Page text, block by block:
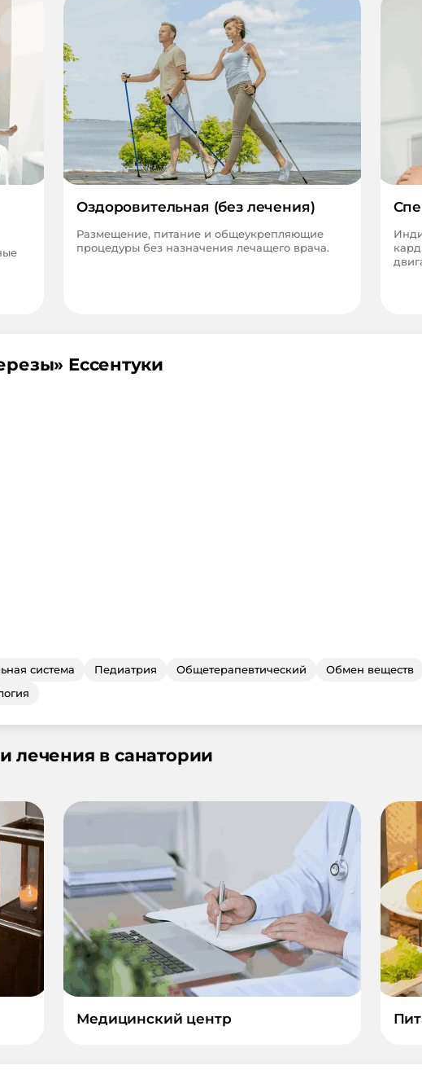
Оздоровительная (без лечения)
Размещение, питание и общеукрепляющие
процедуры без назначения лечащего врача.
» Ессентуки
система Педиатрия Общетерапевтический Обмен веществ
лечения в санатории
Медицинский центр